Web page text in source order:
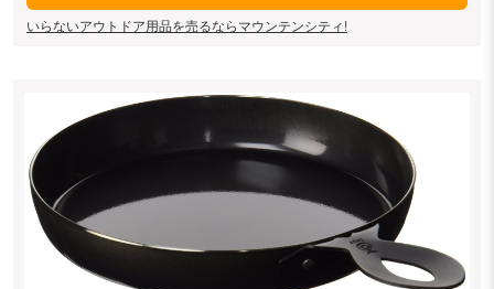
いらないアウトドア用品を売るならマウンテンシティ!